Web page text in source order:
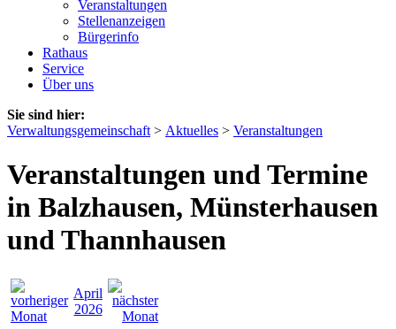
Veranstaltungen
Stellenanzeigen
Bürgerinfo
Rathaus
Service
Über uns
Sie sind hier:
Verwaltungsgemeinschaft > Aktuelles > Veranstaltungen
Veranstaltungen und Termine
in Balzhausen, Münsterhausen
und Thannhausen
April
2026